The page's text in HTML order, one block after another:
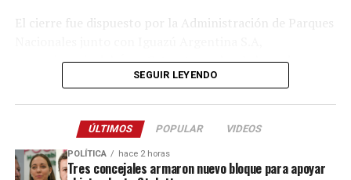
poco asustados, enseguida se adaptaron. En Deula
tienen experiencia trabajando con extranjeros”, señaló.
inicialmente por Jorge Lory y su esposa. Según contó el
empresario, apenas llegaron comenzaron las actividades
de capacitación y quedaron “fascinados” con la
El cierre fue dispuesto por la Administración de Parques
concesionaria del Área Cataratas, sobre la base de
informes climáticos e hidrológicos.
cerrado durante cinco días ante las copiosas lluvias
registradas en la región, cuya magnitud estaría asociada
al fenómeno de El Niño.
SEGUIR LEYENDO
ÚLTIMOS POPULAR VIDEOS
POLÍTICA hace 2 horas
Tres concejales armaron nuevo bloque para apoyar